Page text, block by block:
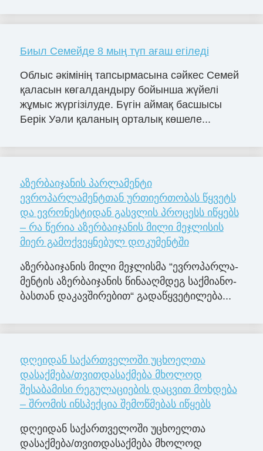
Биыл Семейде 8 мың түп ағаш егіледі
Облыс әкімінің тапсырмасына сәйкес Семей
қаласын көгалдандыру бойынша жүйелі
жұмыс жүргізілуде. Бүгін аймақ басшысы
Берік Уәли қаланың орталық көшеле...
აზერბაიჯანის პარლამენტი
ევროპარლამენტთან ურთიერთობას წყვეტს
და ევრონესტიდან გასვლის პროცესს იწყებს
– რა წერია აზერბაიჯანის მილი მეჯლისის
მიერ გამოქვეყნებულ დოკუმენტში
აზერ­ბა­ი­ჯა­ნის მილი მე­ჯლის­მა “ევ­რო­პარ­ლა­
მენ­ტის აზერ­ბა­ი­ჯა­ნის წი­ნა­აღ­მდეგ საქ­მი­ა­ნო­
ბას­თან და­კავ­ში­რე­ბით“ გა­და­წყვე­ტი­ლე­ბა...
დღეიდან საქართველოში უცხოელთა
დასაქმება/თვითდასაქმება მხოლოდ
შესაბამისი რეგულაციების დაცვით მოხდება
– შრომის ინსპექცია შემოწმებას იწყებს
დღეიდან საქართველოში უცხოელთა
დასაქმება/თვითდასაქმება მხოლოდ